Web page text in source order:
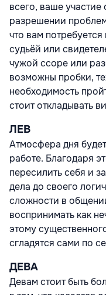
всего, ваше
разрешении
что вам
судьёй или
чужой ссоре или
возможны пробки,
необходимость
стоит откладывать
ЛЕВ
Атмосфера дня
работе. Благодаря
пересилить себя и
дела до своего
сложности в
воспринимать как
этому
сгладятся сами по
ДЕВА
Девам стоит быть